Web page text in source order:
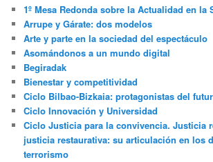
1º Mesa Redonda sobre la Actualidad en la
Arrupe y Gárate: dos modelos
Arte y parte en la sociedad del espectáculo
Asomándonos a un mundo digital
Begiradak
Bienestar y competitividad
Ciclo Bilbao-Bizkaia: protagonistas del
Ciclo Innovación y Universidad
Ciclo Justicia para la convivencia. Justicia
justicia restaurativa: su articulación en los
terrorismo